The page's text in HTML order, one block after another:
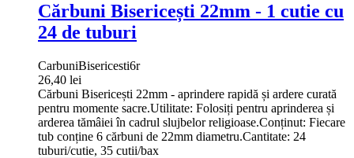
Cărbuni Bisericești 22mm - 1 cutie cu
24 de tuburi
CarbuniBisericesti6r
26,40 lei
Cărbuni Bisericești 22mm - aprindere rapidă și ardere curată
pentru momente sacre.Utilitate: Folosiți pentru aprinderea și
arderea tămâiei în cadrul slujbelor religioase.Conținut: Fiecare
tub conține 6 cărbuni de 22mm diametru.Cantitate: 24
tuburi/cutie, 35 cutii/bax